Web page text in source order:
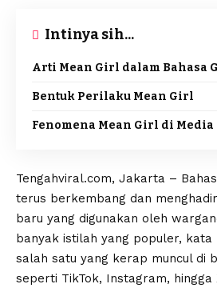
Intinya sih...
Arti Mean Girl dalam Bahasa
Bentuk Perilaku Mean Girl
Fenomena Mean Girl di Media
Tengahviral.com, Jakarta –
terus berkembang dan
baru yang digunakan oleh
banyak istilah yang populer, kata
salah satu yang kerap muncul di
seperti TikTok, Instagram, hingga